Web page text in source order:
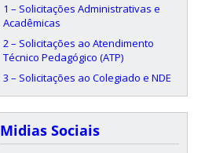
1 – Solicitações Administrativas e
Acadêmicas
2 – Solicitações ao Atendimento
Técnico Pedagógico (ATP)
3 – Solicitações ao Colegiado e NDE
Midias Sociais